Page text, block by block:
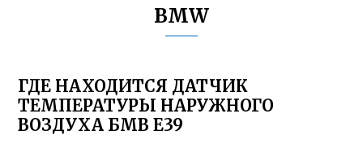
BMW
ГДЕ НАХОДИТСЯ ДАТЧИК
ТЕМПЕРАТУРЫ НАРУЖНОГО
ВОЗДУХА БМВ Е39